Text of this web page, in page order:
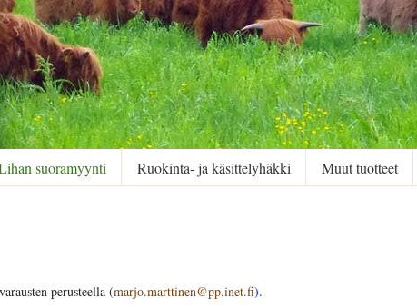
suoramyynti Ruokinta- ja käsittelyhäkki Muut tuotteet
perusteella (marjo.marttinen@pp.inet.fi).